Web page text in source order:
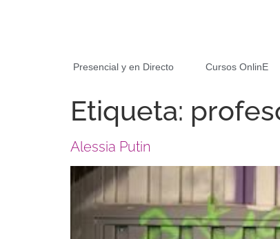
Presencial y en Directo Cursos OnlinE
Etiqueta:
Alessia Putin